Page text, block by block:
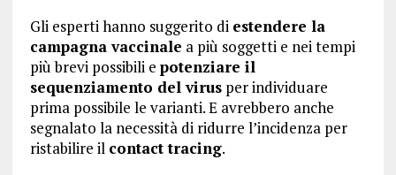
Gli esperti hanno suggerito di estendere la
campagna vaccinale a più soggetti e nei tempi
più brevi possibili e potenziare il
sequenziamento del virusper individuare
prima possibile le varianti. E avrebbero anche
segnalato la necessità di ridurre l’incidenza per
ristabilire il contact tracing.